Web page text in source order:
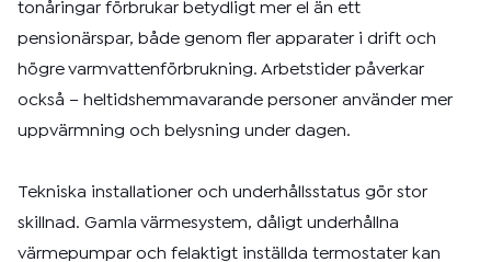
tonåringar förbrukar betydligt mer el än ett
pensionärspar, både genom fler apparater i drift och
högre varmvattenförbrukning. Arbetstider påverkar
också – heltidshemmavarande personer använder mer
uppvärmning och belysning under dagen.
Tekniska installationer och underhållsstatus gör stor
skillnad. Gamla värmesystem, dåligt underhållna
värmepumpar och felaktigt inställda termostater kan